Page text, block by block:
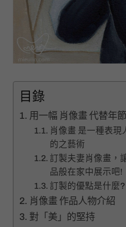
目錄
用一幅 肖像畫 代替年
肖像畫 是一種表現
的之藝術
訂製夫妻肖像畫，
品般在家中展示吧!
訂製的優點是什麼?
肖像畫 作品人物介紹
對「美」的堅持